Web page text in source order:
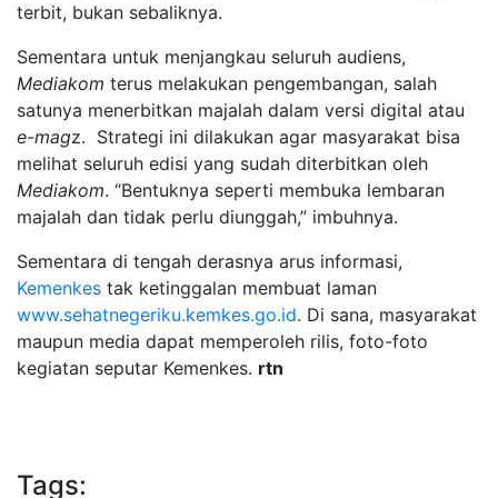
terbit, bukan sebaliknya.
Sementara untuk menjangkau seluruh audiens,
Mediakom terus melakukan pengembangan, salah
satunya menerbitkan majalah dalam versi digital atau
e-magz. Strategi ini dilakukan agar masyarakat bisa
melihat seluruh edisi yang sudah diterbitkan oleh
Mediakom. “Bentuknya seperti membuka lembaran
majalah dan tidak perlu diunggah,” imbuhnya.
Sementara di tengah derasnya arus informasi,
Kemenkes tak ketinggalan membuat laman
www.sehatnegeriku.kemkes.go.id. Di sana, masyarakat
maupun media dapat memperoleh rilis, foto-foto
kegiatan seputar Kemenkes. rtn
Tags: